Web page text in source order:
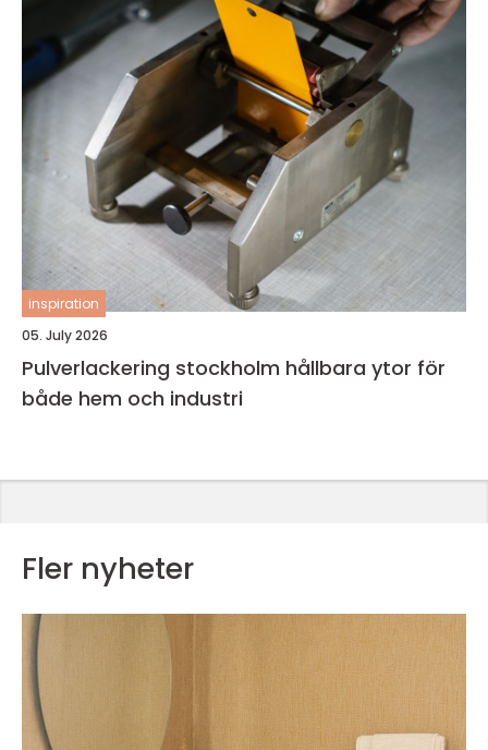
inspiration
05. July 2026
Pulverlackering stockholm hållbara ytor för
både hem och industri
Fler nyheter